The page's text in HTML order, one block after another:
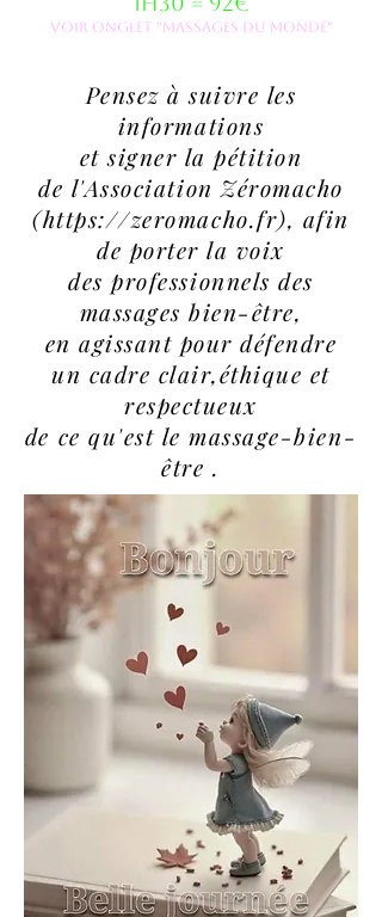
voir onglet "Massages du monde"
Pensez à suivre les
informations
et signer la pétition
de l'Association Zéromacho
(https://zeromacho.fr), afin
de porter la voix
des professionnels des
massages bien-être,
en agissant pour défendre
un cadre clair,éthique et
respectueux
de ce qu'est le massage-bien-
être .